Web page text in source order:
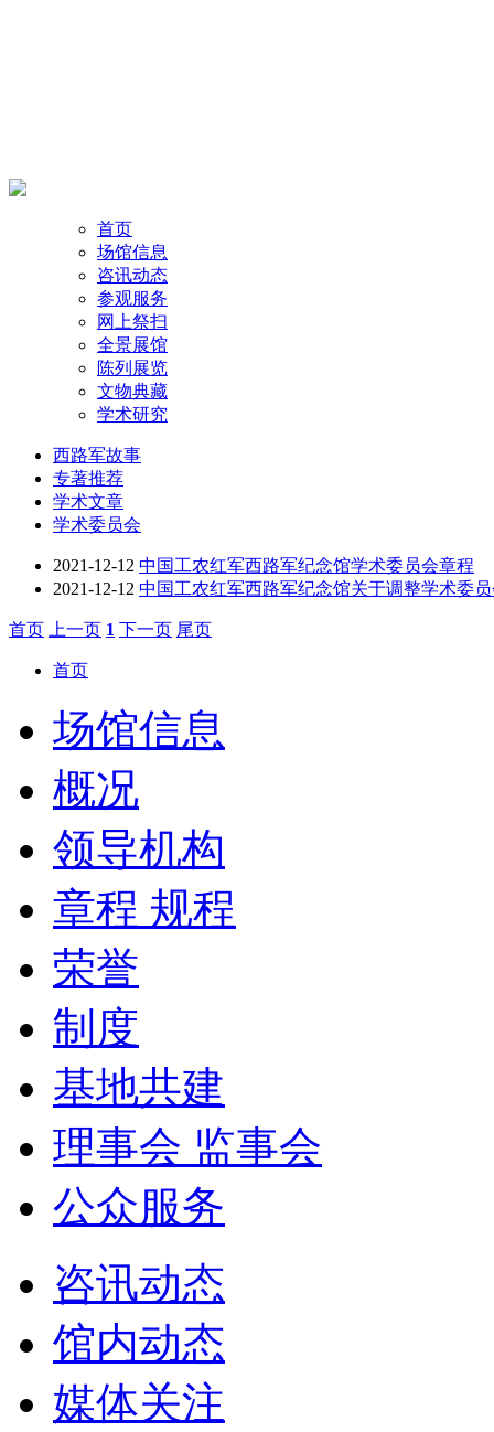
首页
场馆信息
咨讯动态
参观服务
网上祭扫
全景展馆
陈列展览
文物典藏
学术研究
西路军故事
专著推荐
学术文章
学术委员会
2021-12-12 中国工农红军西路军纪念馆学术委员会章程
2021-12-12 中国工农红军西路军纪念馆关于调整学术委
首页 上一页 1 下一页 尾页
首页
场馆信息
概况
领导机构
章程 规程
荣誉
制度
基地共建
理事会 监事会
公众服务
咨讯动态
馆内动态
媒体关注